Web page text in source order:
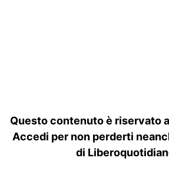
Questo contenuto è riservato
Accedi per non perderti
di